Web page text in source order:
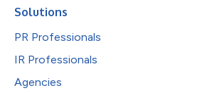
Solutions
PR Professionals
IR Professionals
Agencies